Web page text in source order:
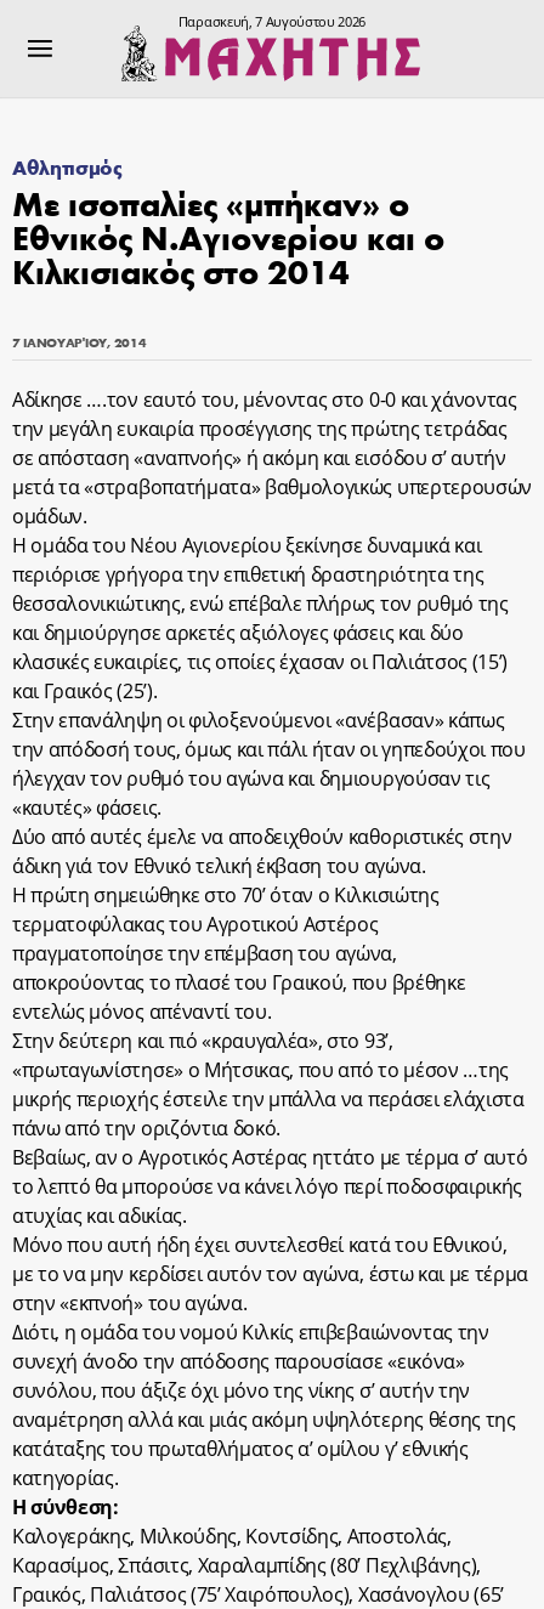
Παρασκευή, 7 Αυγούστου 2026
Αθλητισμός
Με ισοπαλίες «μπήκαν» ο
Εθνικός Ν.Αγιονερίου και ο
Κιλκισιακός στο 2014
7 ΙΑΝΟΥΑΡΊΟΥ, 2014
Αδίκησε ….τον εαυτό του, μένοντας στο 0-0 και χάνοντας
την μεγάλη ευκαιρία προσέγγισης της πρώτης τετράδας
σε απόσταση «αναπνοής» ή ακόμη και εισόδου σ’ αυτήν
μετά τα «στραβοπατήματα» βαθμολογικώς υπερτερουσών
ομάδων.
Η ομάδα του Νέου Αγιονερίου ξεκίνησε δυναμικά και
περιόρισε γρήγορα την επιθετική δραστηριότητα της
θεσσαλονικιώτικης, ενώ επέβαλε πλήρως τον ρυθμό της
και δημιούργησε αρκετές αξιόλογες φάσεις και δύο
κλασικές ευκαιρίες, τις οποίες έχασαν οι Παλιάτσος (15’)
και Γραικός (25’).
Στην επανάληψη οι φιλοξενούμενοι «ανέβασαν» κάπως
την απόδοσή τους, όμως και πάλι ήταν οι γηπεδούχοι που
ήλεγχαν τον ρυθμό του αγώνα και δημιουργούσαν τις
«καυτές» φάσεις.
Δύο από αυτές έμελε να αποδειχθούν καθοριστικές στην
άδικη γιά τον Εθνικό τελική έκβαση του αγώνα.
Η πρώτη σημειώθηκε στο 70’ όταν ο Κιλκισιώτης
τερματοφύλακας του Αγροτικού Αστέρος
πραγματοποίησε την επέμβαση του αγώνα,
αποκρούοντας το πλασέ του Γραικού, που βρέθηκε
εντελώς μόνος απέναντί του.
Στην δεύτερη και πιό «κραυγαλέα», στο 93’,
«πρωταγωνίστησε» ο Μήτσικας, που από το μέσον …της
μικρής περιοχής έστειλε την μπάλλα να περάσει ελάχιστα
πάνω από την οριζόντια δοκό.
Βεβαίως, αν ο Αγροτικός Αστέρας ηττάτο με τέρμα σ’ αυτό
το λεπτό θα μπορούσε να κάνει λόγο περί ποδοσφαιρικής
ατυχίας και αδικίας.
Μόνο που αυτή ήδη έχει συντελεσθεί κατά του Εθνικού,
με το να μην κερδίσει αυτόν τον αγώνα, έστω και με τέρμα
στην «εκπνοή» του αγώνα.
Διότι, η ομάδα του νομού Κιλκίς επιβεβαιώνοντας την
συνεχή άνοδο την απόδοσης παρουσίασε «εικόνα»
συνόλου, που άξιζε όχι μόνο της νίκης σ’ αυτήν την
αναμέτρηση αλλά και μιάς ακόμη υψηλότερης θέσης της
κατάταξης του πρωταθλήματος α’ ομίλου γ’ εθνικής
κατηγορίας.
Η σύνθεση:
Καλογεράκης, Μιλκούδης, Κοντσίδης, Αποστολάς,
Καρασίμος, Σπάσιτς, Χαραλαμπίδης (80’ Πεχλιβάνης),
Γραικός, Παλιάτσος (75’ Χαιρόπουλος), Χασάνογλου (65’